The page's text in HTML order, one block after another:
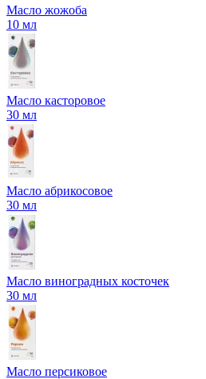
Масло жожоба
10 мл
Масло касторовое
30 мл
Масло абрикосовое
30 мл
Масло виноградных косточек
30 мл
Масло персиковое